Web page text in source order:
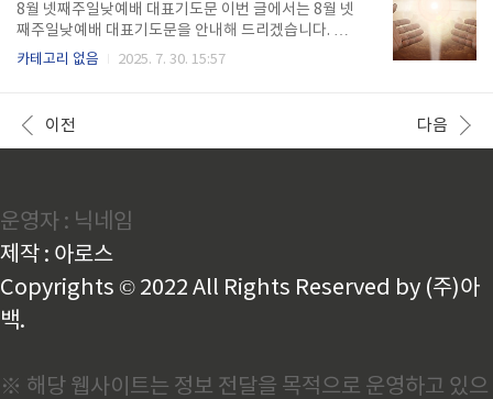
8월 넷째주일낮예배 대표기도문 이번 글에서는 8월 넷
째주일낮예배 대표기도문을 안내해 드리겠습니다. 대
표기도 시 활용하실 수 있도록 기도문을 HWP 파일과 P
👆️ 대표기도문 (PDF) 기도문(pdf) 파일👆️
카테고리 없음 2025. 7. 30. 15:57
이전 다음
운영자 : 닉네임
제작 : 아로스
Copyrights © 2022 All Rights Reserved by (주)아
백.
※ 해당 웹사이트는 정보 전달을 목적으로 운영하고 있으